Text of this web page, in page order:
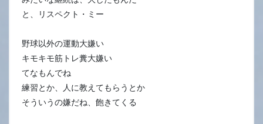
と、リスペクト・ミー
野球以外の運動大嫌い
キモキモ筋トレ糞大嫌い
てなもんでね
練習とか、人に教えてもらうとか
そういうの嫌だね、飽きてくる